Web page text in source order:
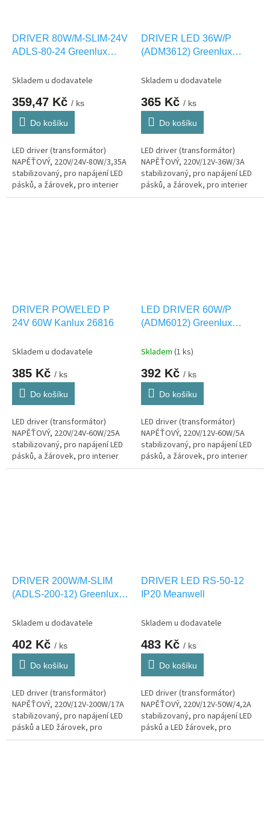
DRIVER 80W/M-SLIM-24V
ADLS-80-24 Greenlux
Skladem u dodavatele
359,47 Kč / ks
Do košíku
LED driver (transformátor)
NAPĚŤOVÝ, 220V/24V-80W/3,35A
stabilizovaný, pro napájení LED
pásků, a žárovek, pro interier
IP20
DRIVER LED 36W/P
(ADM3612) Greenlux
Skladem u dodavatele
365 Kč / ks
Do košíku
LED driver (transformátor)
NAPĚŤOVÝ, 220V/12V-36W/3A
stabilizovaný, pro napájení LED
pásků, a žárovek, pro interier
IP20
DRIVER POWELED P
24V 60W Kanlux 26816
Skladem u dodavatele
385 Kč / ks
Do košíku
LED driver (transformátor)
NAPĚŤOVÝ, 220V/24V-60W/25A
stabilizovaný, pro napájení LED
pásků, a žárovek, pro interier
IP20
LED DRIVER 60W/P
(ADM6012) Greenlux
Skladem (1 ks)
392 Kč / ks
Do košíku
LED driver (transformátor)
NAPĚŤOVÝ, 220V/12V-60W/5A
stabilizovaný, pro napájení LED
pásků, a žárovek, pro interier
IP20
DRIVER 200W/M-SLIM
(ADLS-200-12) Greenlux
Skladem u dodavatele
402 Kč / ks
Do košíku
LED driver (transformátor)
NAPĚŤOVÝ, 220V/12V-200W/17A
stabilizovaný, pro napájení LED
pásků a LED žárovek, pro
interier IP20
DRIVER LED RS-50-12
IP20 Meanwell
Skladem u dodavatele
483 Kč / ks
Do košíku
LED driver (transformátor)
NAPĚŤOVÝ, 220V/12V-50W/4,2A
stabilizovaný, pro napájení LED
pásků a LED žárovek, pro
interier IP20